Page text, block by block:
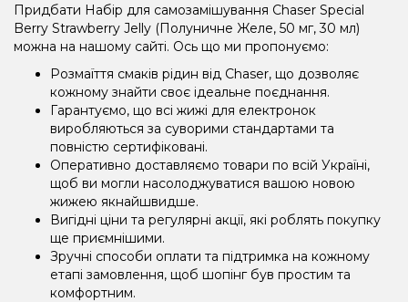
Придбати Набір для самозамішування Chaser Special
Berry Strawberry Jelly (Полуничне Желе, 50 мг, 30 мл)
можна на нашому сайті. Ось що ми пропонуємо:
Розмаїття смаків рідин від Chaser, що дозволяє
кожному знайти своє ідеальне поєднання.
Гарантуємо, що всі жижі для електронок
виробляються за суворими стандартами та
повністю сертифіковані.
Оперативно доставляємо товари по всій Україні,
щоб ви могли насолоджуватися вашою новою
жижею якнайшвидше.
Вигідні ціни та регулярні акції, які роблять покупку
ще приємнішими.
Зручні способи оплати та підтримка на кожному
етапі замовлення, щоб шопінг був простим та
комфортним.